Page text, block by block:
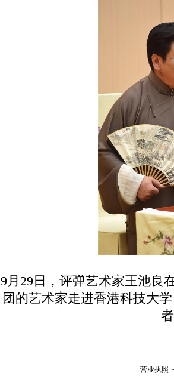
9月29日，评弹艺术家王池良
团的艺术家走进香港科技大
营业执照